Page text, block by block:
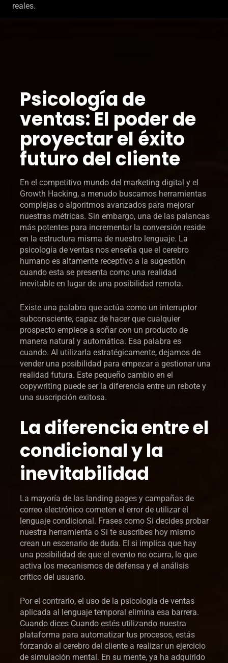
reales.
Psicología de
ventas: El poder de
proyectar el éxito
futuro del cliente
En el competitivo mundo del marketing digital y el
Growth Hacking, a menudo buscamos herramientas
complejas o algoritmos avanzados para mejorar
nuestras métricas. Sin embargo, una de las palancas
más potentes para incrementar la conversión reside
en la estructura misma de nuestro lenguaje. La
psicología de ventas nos enseña que el cerebro
humano es altamente receptivo a la sugestión
cuando esta se presenta como una realidad
inevitable en lugar de una posibilidad remota.
Existe una palabra que actúa como un interruptor
subconsciente, capaz de hacer que cualquier
prospecto empiece a soñar con un producto de
manera natural y automática. Esa palabra es
cuando. Al utilizarla estratégicamente, dejamos de
vender una posibilidad para empezar a gestionar una
realidad futura. Este pequeño cambio en el
copywriting puede ser la diferencia entre un rebote y
una suscripción exitosa.
La diferencia entre el
condicional y la
inevitabilidad
La mayoría de las landing pages y campañas de
correo electrónico cometen el error de utilizar el
lenguaje condicional. Frases como Si decides probar
nuestra herramienta o Si te suscribes hoy mismo
crean un escenario de duda. El si implica que hay
una posibilidad de que el evento no ocurra, lo que
activa los mecanismos de defensa y el análisis
crítico del usuario.
Por el contrario, el uso de la psicología de ventas
aplicada al lenguaje temporal elimina esa barrera.
Cuando dices Cuando estés utilizando nuestra
plataforma para automatizar tus procesos, estás
forzando al cerebro del cliente a realizar un ejercicio
de simulación mental. En su mente, ya ha adquirido